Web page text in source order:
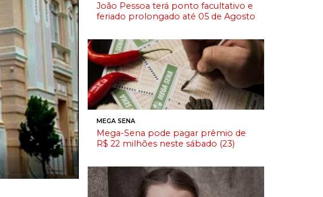
João Pessoa terá ponto facultativo e
feriado prolongado até 05 de Agosto
MEGA SENA
Mega-Sena pode pagar prêmio de
R$ 22 milhões neste sábado (23)